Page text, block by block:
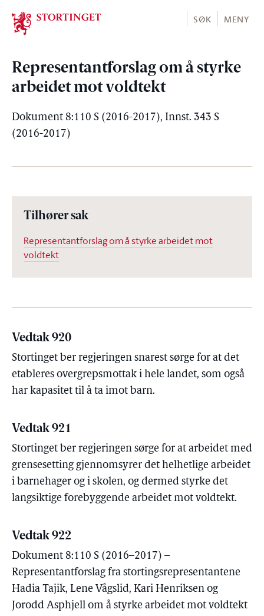
Stortinget.no
SØK MENY
Representantforslag om å styrke
arbeidet mot voldtekt
Dokument 8:110 S (2016-2017), Innst. 343 S
(2016-2017)
Tilhører sak
Representantforslag om å styrke arbeidet mot
voldtekt
Vedtak 920
Stortinget ber regjeringen snarest sørge for at det
etableres overgrepsmottak i hele landet, som også
har kapasitet til å ta imot barn.
Vedtak 921
Stortinget ber regjeringen sørge for at arbeidet med
grensesetting gjennomsyrer det helhetlige arbeidet
i barnehager og i skolen, og dermed styrke det
langsiktige forebyggende arbeidet mot voldtekt.
Vedtak 922
Dokument 8:110 S (2016–2017) –
Representantforslag fra stortingsrepresentantene
Hadia Tajik, Lene Vågslid, Kari Henriksen og
Jorodd Asphjell om å styrke arbeidet mot voldtekt